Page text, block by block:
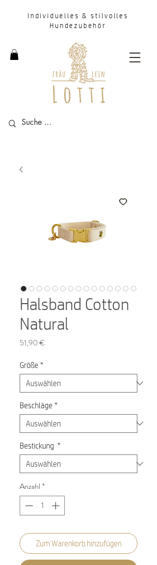
Individuelles & stilvolles
Hundezubehör
Halsband Cotton
Natural
51,90 €
Größe *
Beschläge *
Bestickung *
Anzahl *
Zum Warenkorb hinzufügen